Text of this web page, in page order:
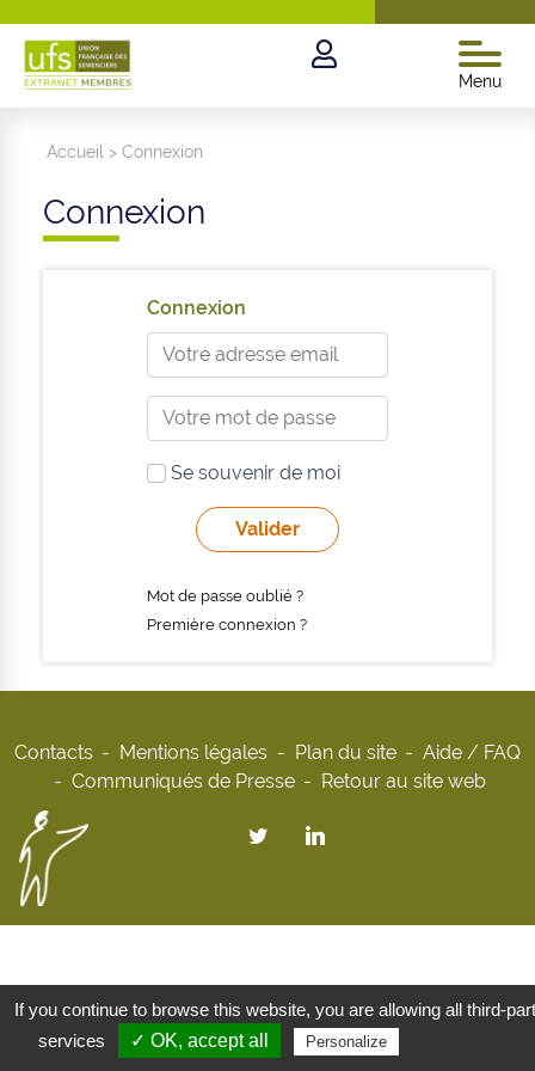
Menu
Accueil >Connexion
Connexion
Connexion
Se souvenir de moi
Mot de passe oublié ?
Première connexion ?
Contacts Mentions légales Plan du site
Aide / FAQ
Communiqués de Presse
Retour au site web
If you continue to browse this website, you are allowing all third-
services
✓ OK, accept all Personalize